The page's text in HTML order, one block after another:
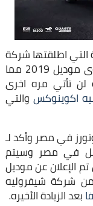
التي اطلقتها شركة
في مصر، ولم يتوفر منها سوى موديل 2019 مما
لن تأتي مره اخرى
اكوينوكس والتي
في مصر وأكد لـ
في مصر وسيتم
تم الإعلان عن موديل
من شركة شيفروليه
بعد الزيادة الأخيره.